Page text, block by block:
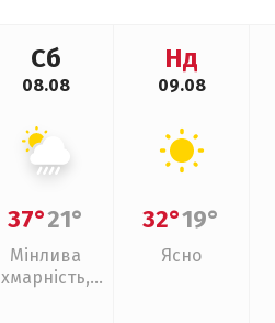
Сб
08.08
37°21°
Мінлива
хмарність,
Нд
09.08
32°19°
Ясно